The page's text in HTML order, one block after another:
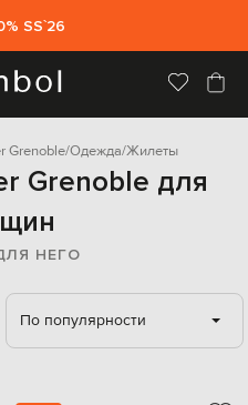
SS`26
Grenoble Одежда Жилеты
Grenoble для
НЕГО
По популярности